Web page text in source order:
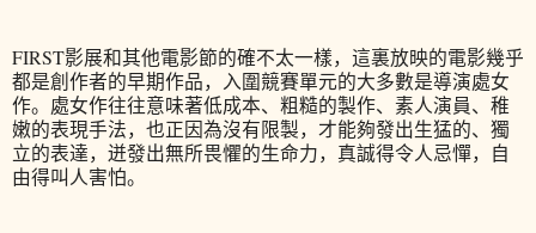
FIRST影展和其他電影節的確不太一樣，這裏放映的電影幾乎
都是創作者的早期作品，入圍競賽單元的大多數是導演處女
作。處女作往往意味著低成本、粗糙的製作、素人演員、稚
嫩的表現手法，也正因為沒有限製，才能夠發出生猛的、獨
立的表達，迸發出無所畏懼的生命力，真誠得令人忌憚，自
由得叫人害怕。